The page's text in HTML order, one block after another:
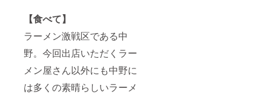
【食べて】
ラーメン激戦区である中
野。今回出店いただくラー
メン屋さん以外にも中野に
は多くの素晴らしいラーメ